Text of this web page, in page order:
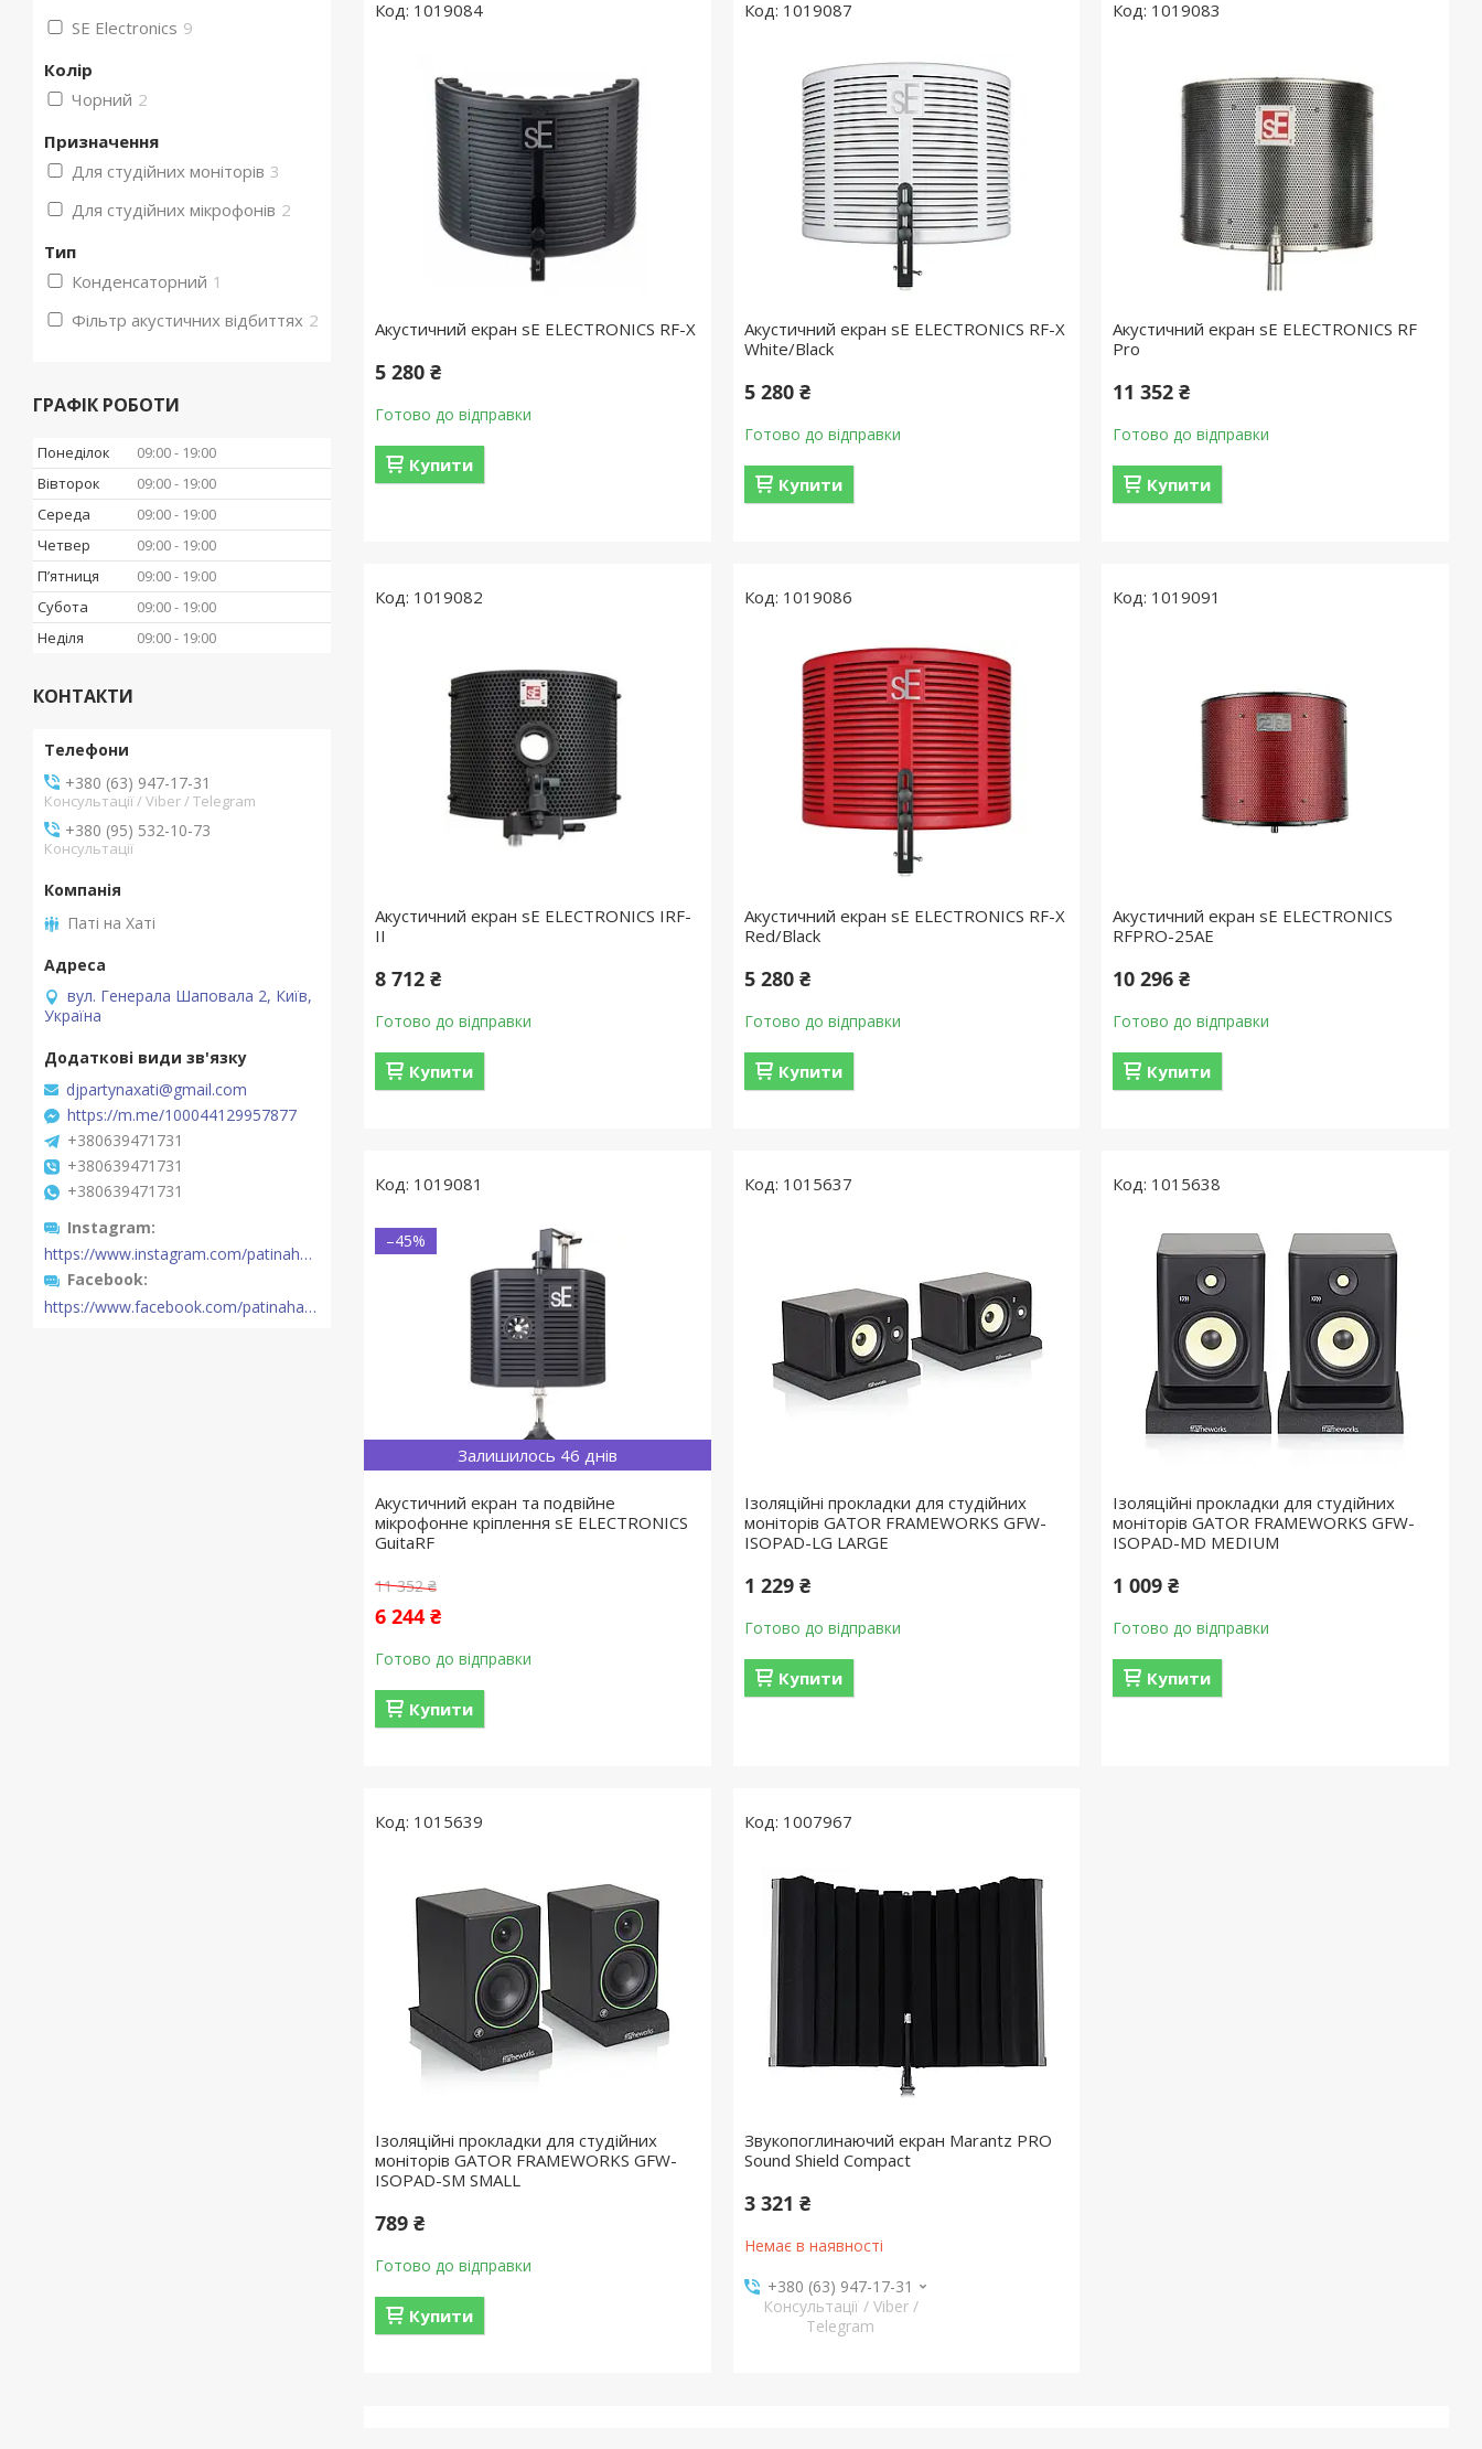
1019084
Акустичний екран sE ELECTRONICS RF-X
5 280 ₴
Готово до відправки
Купити
1019087
Акустичний екран sE ELECTRONICS RF-X
White/Black
5 280 ₴
Готово до відправки
Купити
1019083
Акустичний екран sE ELECTRONICS RF
Pro
11 352 ₴
Готово до відправки
Купити
1019082
Акустичний екран sE ELECTRONICS IRF-
II
8 712 ₴
Готово до відправки
Купити
1019086
Акустичний екран sE ELECTRONICS RF-X
Red/Black
5 280 ₴
Готово до відправки
Купити
1019091
Акустичний екран sE ELECTRONICS
RFPRO-25AE
10 296 ₴
Готово до відправки
Купити
1019081
Залишилось 46 днів
–45%
Акустичний екран та подвійне
мікрофонне кріплення sE ELECTRONICS
GuitaRF
11 352 ₴
6 244 ₴
Готово до відправки
Купити
1015637
Ізоляційні прокладки для студійних
моніторів GATOR FRAMEWORKS GFW-
ISOPAD-LG LARGE
1 229 ₴
Готово до відправки
Купити
1015638
Ізоляційні прокладки для студійних
моніторів GATOR FRAMEWORKS GFW-
ISOPAD-MD MEDIUM
1 009 ₴
Готово до відправки
Купити
1015639
Ізоляційні прокладки для студійних
моніторів GATOR FRAMEWORKS GFW-
ISOPAD-SM SMALL
789 ₴
Готово до відправки
Купити
1007967
Звукопоглинаючий екран Marantz PRO
Sound Shield Compact
3 321 ₴
Немає в наявності
+380 (63) 947-17-31
Консультації / Viber /
Telegram
SE Electronics 9
Колір
Чорний 2
Призначення
Для студійних моніторів 3
Для студійних мікрофонів 2
Тип
Конденсаторний 1
Фільтр акустичних відбиттях 2
ГРАФІК РОБОТИ
Понеділок 09:00
19:00
Вівторок
09:00
19:00
Середа
09:00
19:00
Четвер
09:00
19:00
Пʼятниця
09:00
19:00
Субота
09:00
19:00
Неділя
09:00 19:00
КОНТАКТИ
+380 (63) 947-17-31
Консультації / Viber / Telegram
+380 (95) 532-10-73
Консультації
Паті на Хаті
вул. Генерала Шаповала 2, Київ,
Україна
djpartynaxati@gmail.com
https://m.me/100044129957877
+380639471731
+380639471731
+380639471731
Instagram
https://www.instagram.com/patinahatishop/
Facebook
https://www.facebook.com/patinahatishop/